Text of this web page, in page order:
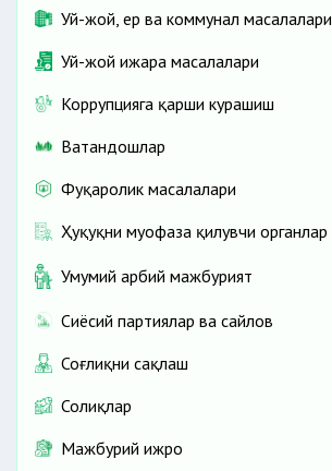
Уй-жой, ер ва коммунал масалалари
Уй-жой ижара масалалари
Коррупцияга қарши курашиш
Ватандошлар
Фуқаролик масалалари
Ҳуқуқни муҳофаза қилувчи органлар
Умумий ҳарбий мажбурият
Сиёсий партиялар ва сайлов
Соғлиқни сақлаш
Солиқлар
Мажбурий ижро